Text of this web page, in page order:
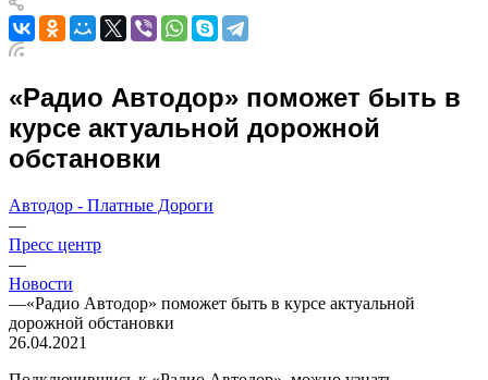
«Радио Автодор» поможет быть в
курсе актуальной дорожной
обстановки
Автодор - Платные Дороги
—
Пресс центр
—
Новости
—«Радио Автодор» поможет быть в курсе актуальной
дорожной обстановки
26.04.2021